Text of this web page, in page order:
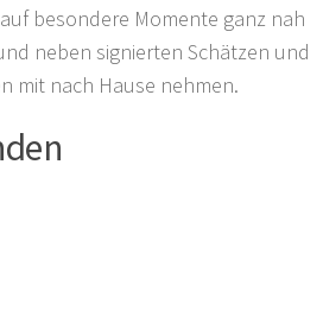
besondere Momente ganz nah
neben signierten Schätzen und
mit nach Hause nehmen.